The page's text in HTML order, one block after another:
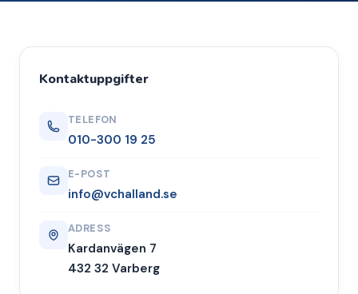
Kontaktuppgifter
TELEFON
010-300 19 25
E-POST
info@vchalland.se
ADRESS
Kardanvägen 7
432 32 Varberg